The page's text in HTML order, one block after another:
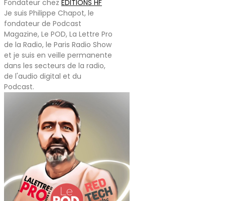
Fondateur chez EDITIONS HF
Je suis Philippe Chapot, le
fondateur de Podcast
Magazine, Le POD, La Lettre Pro
de la Radio, le Paris Radio Show
et je suis en veille permanente
dans les secteurs de la radio,
de l'audio digital et du
Podcast.